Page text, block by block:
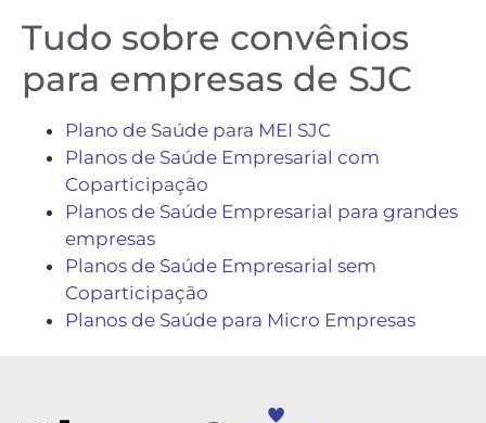
Tudo sobre convênios
para empresas de SJC
Plano de Saúde para MEI SJC
Planos de Saúde Empresarial com
Coparticipação
Planos de Saúde Empresarial para grandes
empresas
Planos de Saúde Empresarial sem
Coparticipação
Planos de Saúde para Micro Empresas